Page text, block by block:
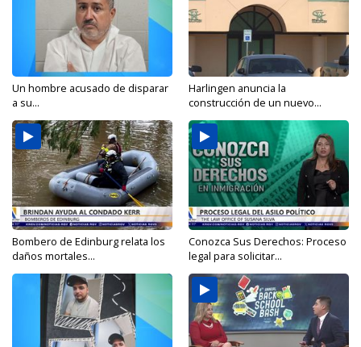
Un hombre acusado de disparar
a su...
Harlingen anuncia la
construcción de un nuevo...
Bombero de Edinburg relata los
daños mortales...
Conozca Sus Derechos: Proceso
legal para solicitar...